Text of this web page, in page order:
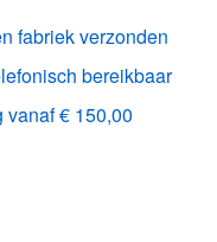
fabriek verzonden
bereikbaar
vanaf € 150,00